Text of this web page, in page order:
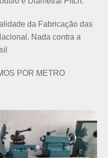
da Fabricação das
Nada contra a
POR METRO